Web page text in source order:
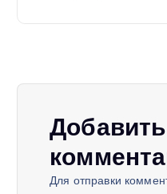
и
Добавить
Для отправки